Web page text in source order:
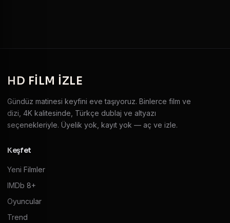
HD FILM IZLE
Gündüz matinesi keyfini eve taşıyoruz. Binlerce film ve
dizi, 4K kalitesinde, Türkçe dublaj ve altyazı
seçenekleriyle. Üyelik yok, kayıt yok — aç ve izle.
Keşfet
Yeni Filmler
IMDb 8+
Oyuncular
Trend